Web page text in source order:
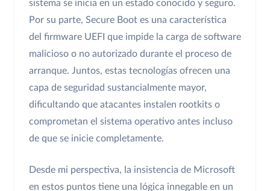
sistema se inicia en un estado conocido y seguro.
Por su parte, Secure Boot es una característica
del firmware UEFI que impide la carga de software
malicioso o no autorizado durante el proceso de
arranque. Juntos, estas tecnologías ofrecen una
capa de seguridad sustancialmente mayor,
dificultando que atacantes instalen rootkits o
comprometan el sistema operativo antes incluso
de que se inicie completamente.
Desde mi perspectiva, la insistencia de Microsoft
en estos puntos tiene una lógica innegable en un